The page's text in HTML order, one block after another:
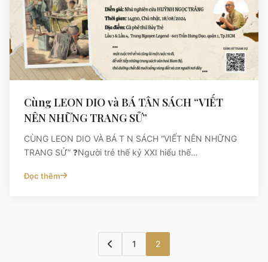
Cùng LEON DIO và BÁ TÂN SÁCH “VIẾT
NÊN NHỮNG TRANG SỬ”
CÙNG LEON DIO VÀ BÁ T N SÁCH “VIẾT NÊN NHỮNG
TRANG SỬ” ❓Người trẻ thế kỷ XXI hiểu thế…
Đọc thêm
1 2